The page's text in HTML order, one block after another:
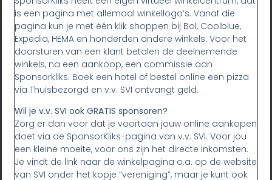
is een pagina met allemaal winkellogo’s. Vanaf die
pagina kun je met één klik shoppen bij Bol, Coolblue,
Expedia, HEMA en honderden andere winkels. Voor het
doorsturen van een klant betalen de deelnemende
winkels, na een aankoop, een commissie aan
Sponsorkliks. Boek een hotel of bestel online een pizza
via Thuisbezorgd en v.v. SVI ontvangt geld.
Wil je v.v. SVI ook GRATIS sponsoren?
Zorg er dan voor dat je voortaan jouw online aankopen
doet via de SponsorKliks-pagina van v.v. SVI. Voor jou
een kleine moeite, voor ons zijn het directe inkomsten.
Je vindt de link naar de winkelpagina o.a. op de website
van SVI onder het kopje “vereniging”, maar je kunt ook